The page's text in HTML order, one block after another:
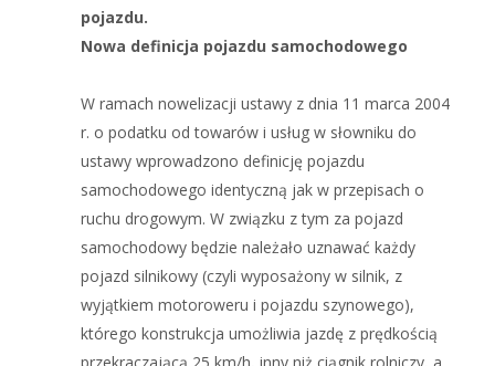
pojazdu.
Nowa definicja pojazdu samochodowego
W ramach nowelizacji ustawy z dnia 11 marca 2004
r. o podatku od towarów i usług w słowniku do
ustawy wprowadzono definicję pojazdu
samochodowego identyczną jak w przepisach o
ruchu drogowym. W związku z tym za pojazd
samochodowy będzie należało uznawać każdy
pojazd silnikowy (czyli wyposażony w silnik, z
wyjątkiem motoroweru i pojazdu szynowego),
którego konstrukcja umożliwia jazdę z prędkością